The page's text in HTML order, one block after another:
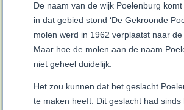
De naam van de wijk Poelenburg
in dat gebied stond ‘De Gekroonde
molen werd in 1962 verplaatst naar
Maar hoe de molen aan de naam
niet geheel duidelijk.
Het zou kunnen dat het geslacht
te maken heeft. Dit geslacht had